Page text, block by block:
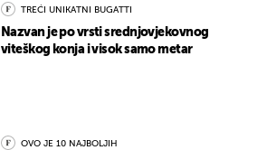
TREĆI UNIKATNI BUGATTI
Nazvan je po vrsti srednjovjekovnog
viteškog konja i visok samo metar
OVO JE 10 NAJBOLJIH